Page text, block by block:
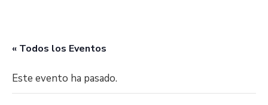
« Todos los Eventos
Este evento ha pasado.